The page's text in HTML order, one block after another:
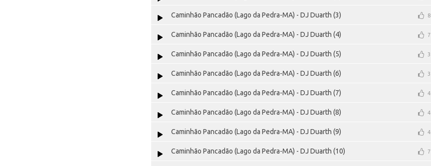
Caminhão Pancadão (Lago da Pedra-MA) - DJ Duarth (3) 8
Caminhão Pancadão (Lago da Pedra-MA) - DJ Duarth (4) 7
Caminhão Pancadão (Lago da Pedra-MA) - DJ Duarth (5) 3
Caminhão Pancadão (Lago da Pedra-MA) - DJ Duarth (6) 3
Caminhão Pancadão (Lago da Pedra-MA) - DJ Duarth (7) 4
Caminhão Pancadão (Lago da Pedra-MA) - DJ Duarth (8) 4
Caminhão Pancadão (Lago da Pedra-MA) - DJ Duarth (9) 4
Caminhão Pancadão (Lago da Pedra-MA) - DJ Duarth (10) 7